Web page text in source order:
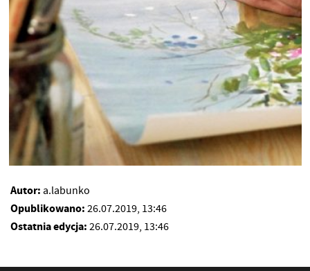
Autor: a.labunko
Opublikowano: 26.07.2019, 13:46
Ostatnia edycja: 26.07.2019, 13:46